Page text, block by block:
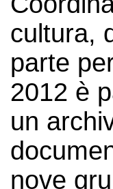
cultura,
parte
2012 è
un
nove